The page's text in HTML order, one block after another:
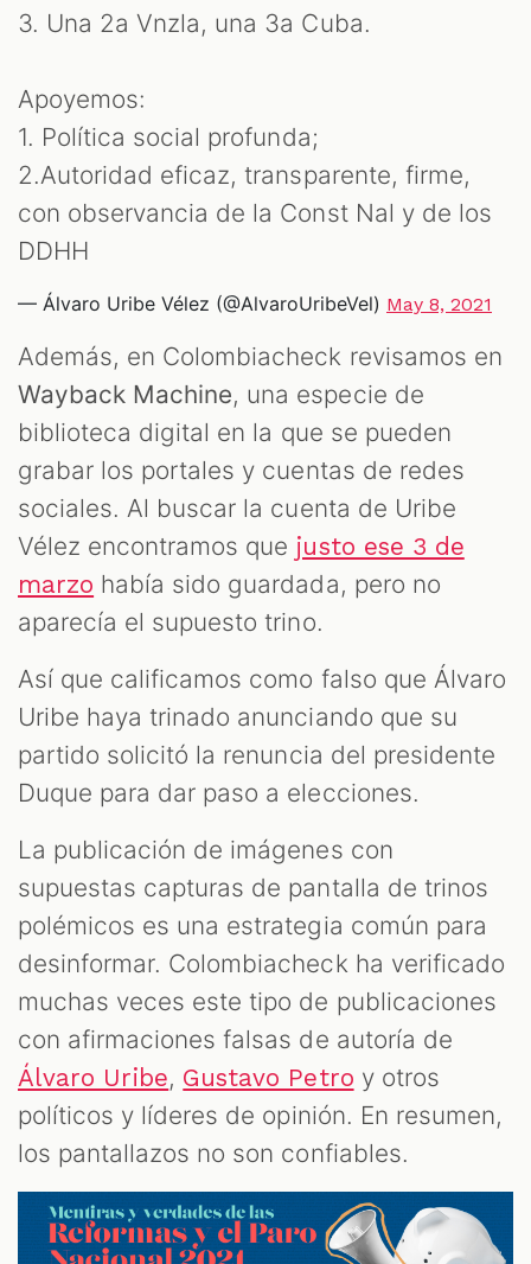
3. Una 2a Vnzla, una 3a Cuba.
Apoyemos:
1. Política social profunda;
2.Autoridad eficaz, transparente, firme,
con observancia de la Const Nal y de los
DDHH
— Álvaro Uribe Vélez (@AlvaroUribeVel) May 8, 2021
Además, en Colombiacheck revisamos en
Wayback Machine, una especie de
biblioteca digital en la que se pueden
grabar los portales y cuentas de redes
sociales. Al buscar la cuenta de Uribe
Vélez encontramos que justo ese 3 de
marzo había sido guardada, pero no
aparecía el supuesto trino.
Así que calificamos como falso que Álvaro
Uribe haya trinado anunciando que su
partido solicitó la renuncia del presidente
Duque para dar paso a elecciones.
La publicación de imágenes con
supuestas capturas de pantalla de trinos
polémicos es una estrategia común para
desinformar. Colombiacheck ha verificado
muchas veces este tipo de publicaciones
con afirmaciones falsas de autoría de
Álvaro Uribe, Gustavo Petro y otros
políticos y líderes de opinión. En resumen,
los pantallazos no son confiables.